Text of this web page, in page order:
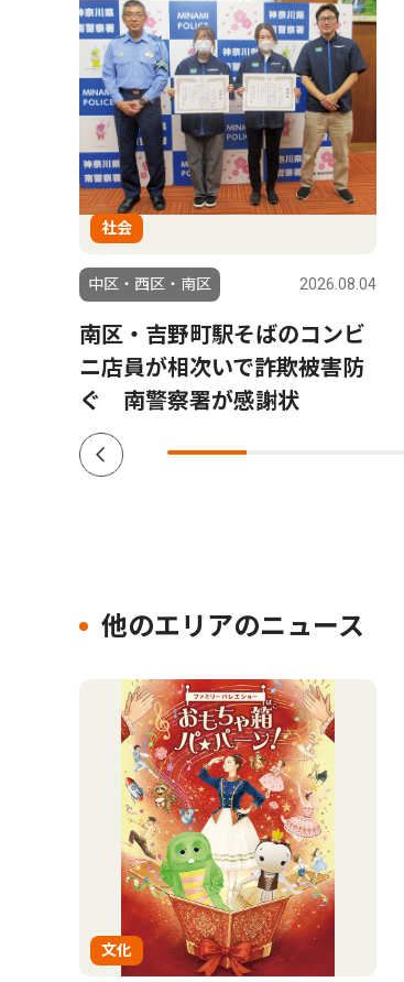
社会
中区・西区・南区 2026.08.04
南区・吉野町駅そばのコンビ
ニ店員が相次いで詐欺被害防
ぐ 南警察署が感謝状
他のエリアのニュース
文化